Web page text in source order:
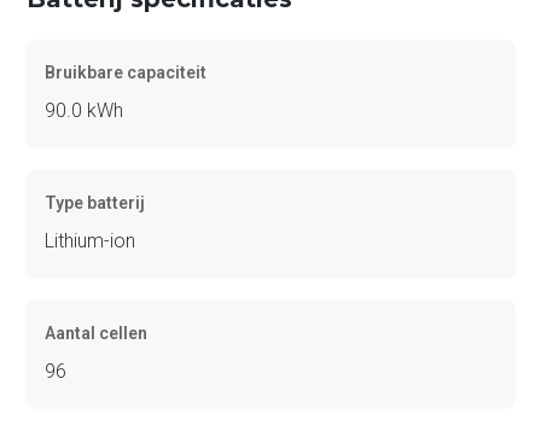
Bruikbare capaciteit
90.0 kWh
Type batterij
Lithium-ion
Aantal cellen
96